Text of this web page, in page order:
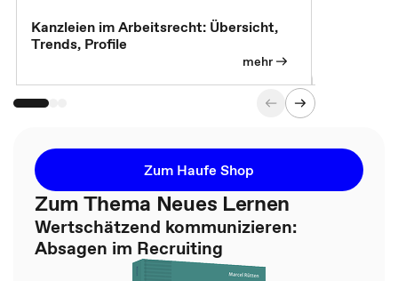
Kanzleien im Arbeitsrecht: Übersicht,
Trends, Profile
mehr
Zum Haufe Shop
Zum Thema Neues Lernen
Wertschätzend kommunizieren:
Absagen im Recruiting